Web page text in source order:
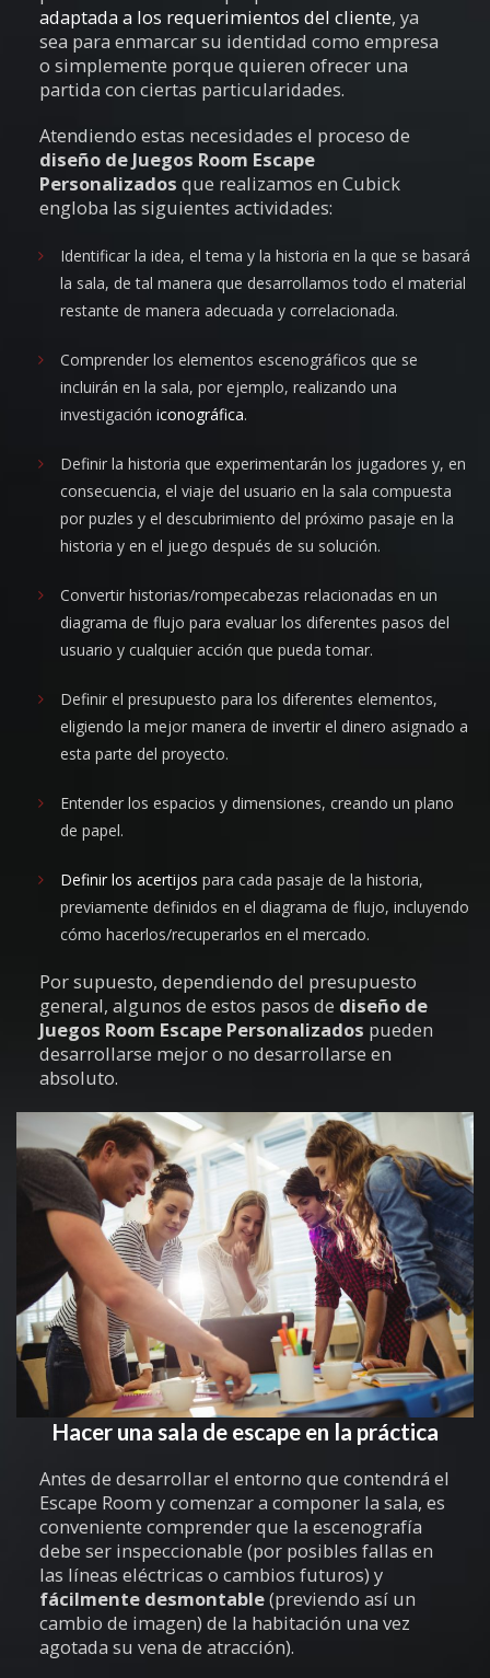
adaptada a los requerimientos del cliente, ya
sea para enmarcar su identidad como empresa
o simplemente porque quieren ofrecer una
partida con ciertas particularidades.
Atendiendo estas necesidades el proceso de
diseño de Juegos Room Escape
Personalizados que realizamos en Cubick
engloba las siguientes actividades:
Identificar la idea, el tema y la historia en la que se basará
la sala, de tal manera que desarrollamos todo el material
restante de manera adecuada y correlacionada.
Comprender los elementos escenográficos que se
incluirán en la sala, por ejemplo, realizando una
investigación iconográfica.
Definir la historia que experimentarán los jugadores y, en
consecuencia, el viaje del usuario en la sala compuesta
por puzles y el descubrimiento del próximo pasaje en la
historia y en el juego después de su solución.
Convertir historias/rompecabezas relacionadas en un
diagrama de flujo para evaluar los diferentes pasos del
usuario y cualquier acción que pueda tomar.
Definir el presupuesto para los diferentes elementos,
eligiendo la mejor manera de invertir el dinero asignado a
esta parte del proyecto.
Entender los espacios y dimensiones, creando un plano
de papel.
Definir los acertijos para cada pasaje de la historia,
previamente definidos en el diagrama de flujo, incluyendo
cómo hacerlos/recuperarlos en el mercado.
Por supuesto, dependiendo del presupuesto
general, algunos de estos pasos de diseño de
Juegos Room Escape Personalizados pueden
desarrollarse mejor o no desarrollarse en
absoluto.
Hacer una sala de escape en la práctica
Antes de desarrollar el entorno que contendrá el
Escape Room y comenzar a componer la sala, es
conveniente comprender que la escenografía
debe ser inspeccionable (por posibles fallas en
las líneas eléctricas o cambios futuros) y
fácilmente desmontable(previendo así un
cambio de imagen) de la habitación una vez
agotada su vena de atracción).